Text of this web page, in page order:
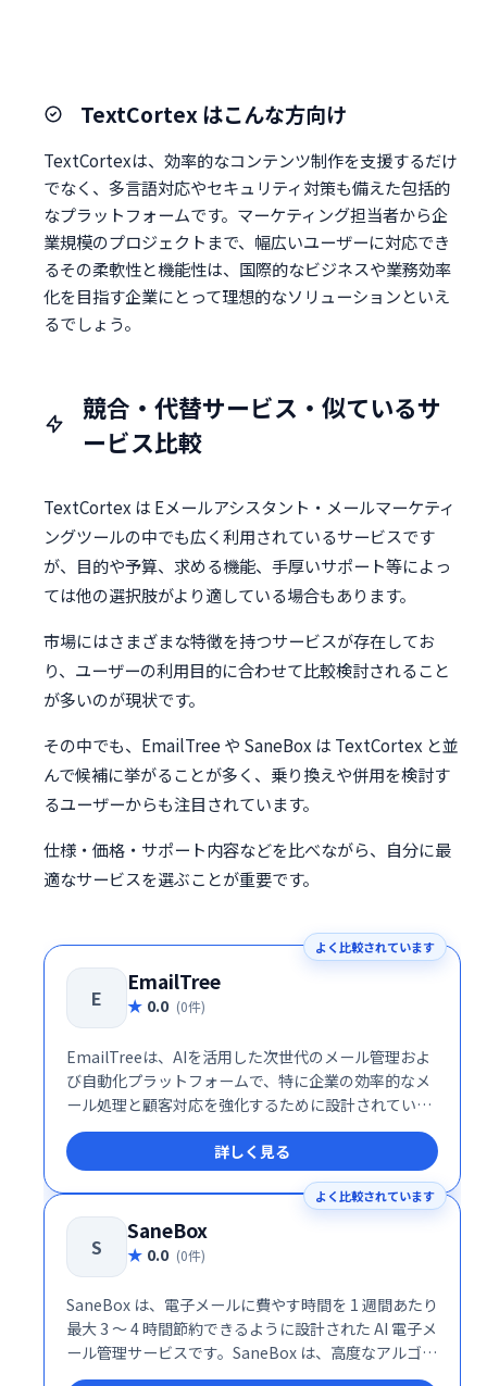
TextCortex はこんな方向け
TextCortexは、効率的なコンテンツ制作を支援するだけ
でなく、多言語対応やセキュリティ対策も備えた包括的
なプラットフォームです。マーケティング担当者から企
業規模のプロジェクトまで、幅広いユーザーに対応でき
るその柔軟性と機能性は、国際的なビジネスや業務効率
化を目指す企業にとって理想的なソリューションといえ
るでしょう。
競合・代替サービス・似ているサ
ービス比較
TextCortex は Eメールアシスタント・メールマーケティ
ングツールの中でも広く利用されているサービスです
が、目的や予算、求める機能、手厚いサポート等によっ
ては他の選択肢がより適している場合もあります。
市場にはさまざまな特徴を持つサービスが存在してお
り、ユーザーの利用目的に合わせて比較検討されること
が多いのが現状です。
その中でも、EmailTree や SaneBox は TextCortex と並
んで候補に挙がることが多く、乗り換えや併用を検討す
るユーザーからも注目されています。
仕様・価格・サポート内容などを比べながら、自分に最
適なサービスを選ぶことが重要です。
よく比較されています
E
EmailTree
0.0 (0件)
EmailTreeは、AIを活用した次世代のメール管理およ
び自動化プラットフォームで、特に企業の効率的なメ
ール処理と顧客対応を強化するために設計されていま
す。このサービスは、AIによるメールの分類、返信提
案、センチメント分析を統合し、受信トレイ管理の生
産性を劇的に向上させます。
詳しく見る
よく比較されています
S
SaneBox
0.0 (0件)
SaneBox は、電子メールに費やす時間を 1 週間あたり
最大 3 ～ 4 時間節約できるように設計された AI 電子メ
ール管理サービスです。SaneBox は、高度なアルゴリ
ズムと機械学習を使用して、受信した電子メールを重